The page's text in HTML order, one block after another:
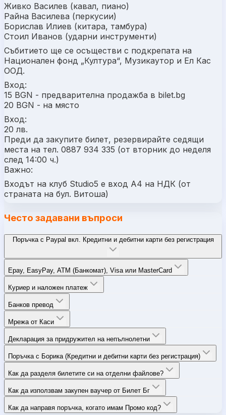
Живко Василев (кавал, пиано)
Райна Василева (перкусии)
Борислав Илиев (китара, тамбура)
Стоил Иванов (ударни инструменти)
Събитието ще се осъществи с подкрепата на
Национален фонд „Култура“, Музикаутор и Ел Кас
ООД.
Вход:
15 BGN - предварителна продажба в bilet.bg
20 BGN - на място
Вход:
20 лв.
Преди да закупите билет, резервирайте седящи
места на тел. 0887 934 335 (от вторник до неделя
след 14:00 ч.)
Важно:
Входът на клуб Studio5 e вход А4 на НДК (от
страната на бул. Витоша)
Често задавани въпроси
Поръчка с Paypal вкл. Кредитни и дебитни карти без регистрация
Epay, EasyPay, ATM (Банкомат), Visa или MasterCard
Куриер и наложен платеж
Банков превод
Мрежа от Каси
Декларация за придружител на непълнолетни
Поръчка с Борика (Кредитни и дебитни карти без регистрация)
Как да разделя билетите си на отделни файлове?
Как да използвам закупен ваучер от Билет Бг
Как да направя поръчка, когато имам Промо код?